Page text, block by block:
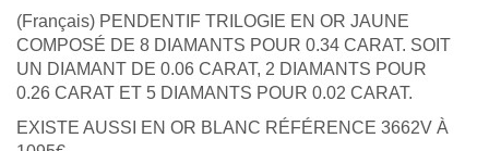
(Français) PENDENTIF TRILOGIE EN OR JAUNE
COMPOSÉ DE 8 DIAMANTS POUR 0.34 CARAT. SOIT
UN DIAMANT DE 0.06 CARAT, 2 DIAMANTS POUR
0.26 CARAT ET 5 DIAMANTS POUR 0.02 CARAT.
EXISTE AUSSI EN OR BLANC RÉFÉRENCE 3662V À